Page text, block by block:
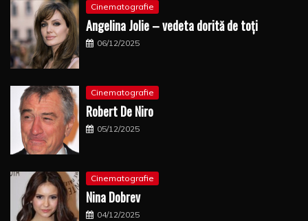
Cinematografie
Angelina Jolie – vedeta dorită de toți
06/12/2025
Cinematografie
Robert De Niro
05/12/2025
Cinematografie
Nina Dobrev
04/12/2025